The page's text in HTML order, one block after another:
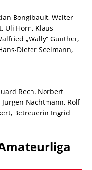
Bongibault, Walter
Uli Horn, Klaus
„Wally“ Günther,
Dieter Seelmann,
Rech, Norbert
Jürgen Nachtmann, Rolf
Betreuerin Ingrid